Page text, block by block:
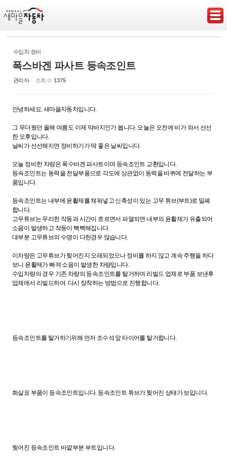
수입차 정비
폭스바겐 파사트 등속조인트
관리자 조회 수 1375
안녕하세요. 새마을자동차입니다.
그 무더웠던 올해 여름도 이제 막바지인가 봅니다. 오늘은 오전에 비가 와서 선선
한 오후입니다.
날씨가 선선해지면 정비하기가 딱 좋은 날씨입니다.
오늘 정비한 차량은 폭수바겐 파사트이며 등속조인트 교환입니다.
등속조인트는 동력을 전달부품으로 각도에 상관없이 동력을 바퀴에 전달하는 부
품입니다.
등속조인트는 내부에 윤활제를 체워넣고 신축성이 있는 고무 튜브(부트)로 밀폐
합니다.
고무튜브는 무리한 작동과 시간이 흐르면서 파열되면 내부의 윤활제가 유출되어
소음이 발생하고 작동이 뻑뻑해집니다.
대부분 고무튜브의 수명이 다한경우 많습니다.
이차량은 고무튜브가 찢어진지 오래되었으나 정비를 하지 않고 계속 주행을 하다
보니 윤활제가 빠져 소음이 발생한 차량입니다.
수입차량의 경우 기존 차량의 등속조인트를 탈거하여 리빌드 업체로 부품 보낸후
업체에서 리빌드하여 다시 장착하는 방법으로 진행합니다.
등속조인트를 탈거하기위해 먼저 조수석 앞 타이어를 탈거합니다.
화살표 부품이 등속조인트입니다. 등속조인트 튜브가 찢어진 상태가 보입니다.
찢어진 등속조인트 바깥부분 부트입니다.
Sketchbook5, 스케치북5
Sketchbook5, 스케치북5